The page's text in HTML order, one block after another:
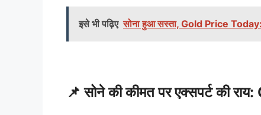
इसे भी पढ़िए सोना हुआ सस्ता, Gold Price Today:
📌 सोने की कीमत पर एक्सपर्ट की